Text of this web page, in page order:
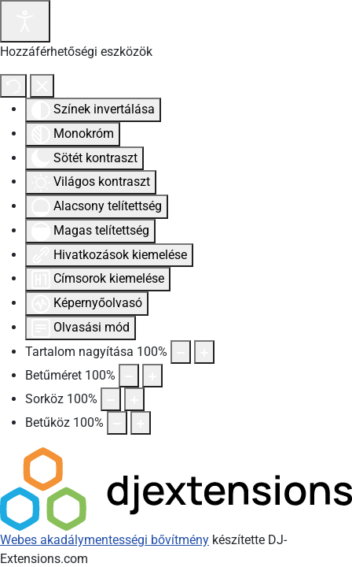
Hozzáférhetőségi eszközök
Színek invertálása
Monokróm
Sötét kontraszt
Világos kontraszt
Alacsony telítettség
Magas telítettség
Hivatkozások kiemelése
Címsorok kiemelése
Képernyőolvasó
Olvasási mód
Tartalom nagyítása 100%
Betűméret 100%
Sorköz 100%
Betűköz 100%
Webes akadálymentességi bővítmény készítette DJ-
Extensions.com